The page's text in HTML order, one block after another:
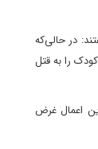
در حالی‌که
۴۱ هزار انسان از جمله هزاران کودک را به قتل
اعمال غرض